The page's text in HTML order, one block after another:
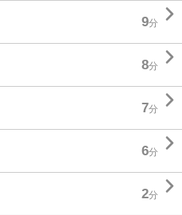
9分 
8分 
7分 
6分 
2分 